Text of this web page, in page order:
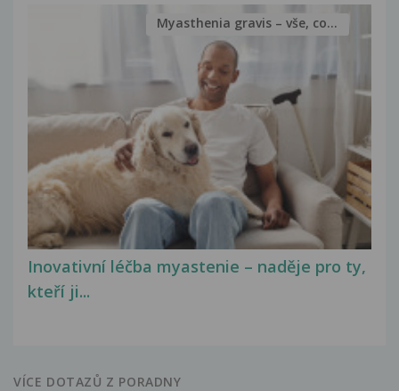
Inovativní léčba myastenie – naděje pro ty,
kteří ji...
Myasthenia gravis – vše, co...
VÍCE DOTAZŮ Z PORADNY